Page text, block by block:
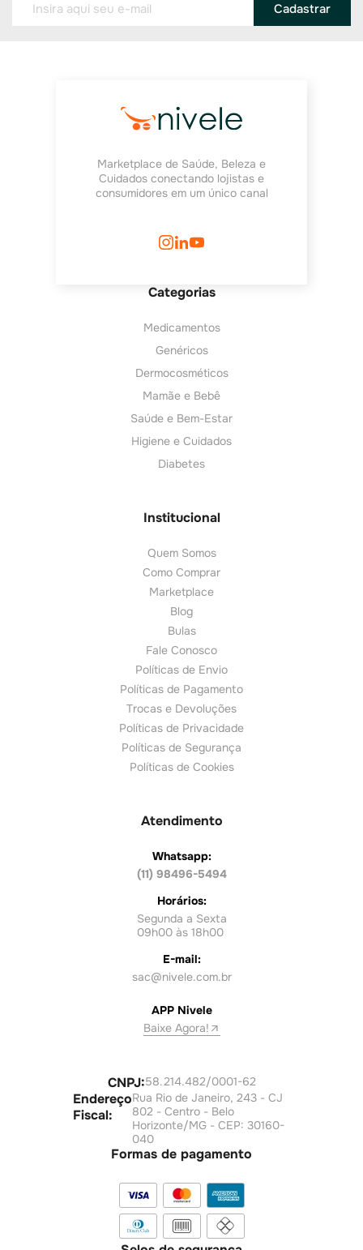
Cadastrar
Marketplace de Saúde, Beleza e
Cuidados conectando lojistas e
consumidores em um único canal
Categorias
Medicamentos
Genéricos
Dermocosméticos
Mamãe e Bebê
Saúde e Bem-Estar
Higiene e Cuidados
Diabetes
Institucional
Quem Somos
Como Comprar
Marketplace
Blog
Bulas
Fale Conosco
Políticas de Envio
Políticas de Pagamento
Trocas e Devoluções
Políticas de Privacidade
Políticas de Segurança
Políticas de Cookies
Atendimento
Whatsapp:
(11) 98496-5494
Horários:
Segunda a Sexta
09h00 às 18h00
E-mail:
sac@nivele.com.br
APP Nivele
Baixe Agora!
CNPJ:58.214.482/0001-62
Endereço
Fiscal:
Rua Rio de Janeiro, 243 - CJ
802 - Centro - Belo
Horizonte/MG - CEP: 30160-
040
Formas de pagamento